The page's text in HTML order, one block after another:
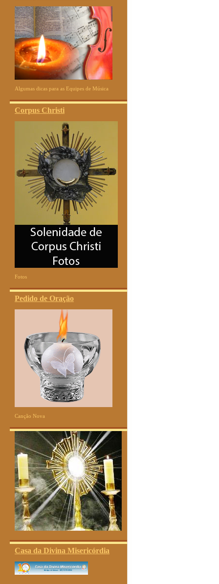
Algumas dicas para as Equipes de Música
Corpus Christi
Fotos
Pedido de Oração
Canção Nova
Casa da Divina Misericórdia